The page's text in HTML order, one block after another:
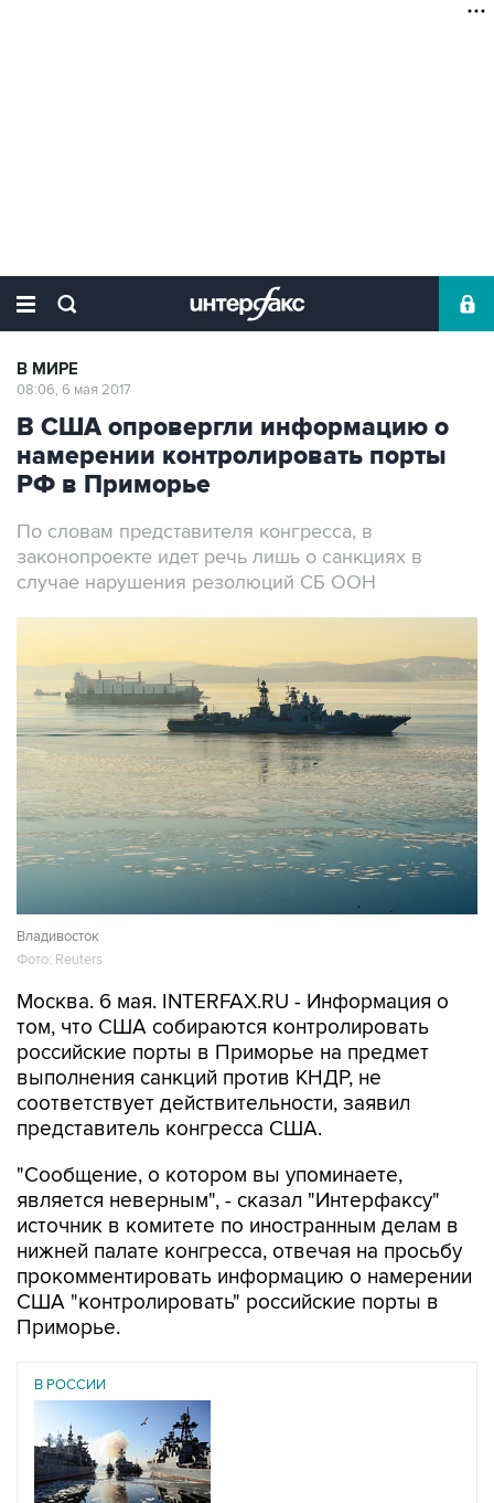
В МИРЕ
08:06, 6 мая 2017
В США опровергли информацию о
намерении контролировать порты
РФ в Приморье
По словам представителя конгресса, в
законопроекте идет речь лишь о санкциях в
случае нарушения резолюций СБ ООН
Владивосток
Фото: Reuters
Москва. 6 мая. INTERFAX.RU - Информация о
том, что США собираются контролировать
российские порты в Приморье на предмет
выполнения санкций против КНДР, не
соответствует действительности, заявил
представитель конгресса США.
"Сообщение, о котором вы упоминаете,
является неверным", - сказал "Интерфаксу"
источник в комитете по иностранным делам в
нижней палате конгресса, отвечая на просьбу
прокомментировать информацию о намерении
США "контролировать" российские порты в
Приморье.
В РОССИИ